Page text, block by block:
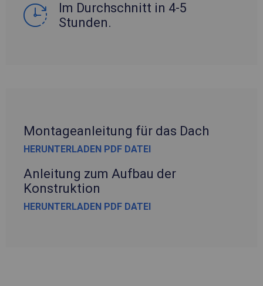
Im Durchschnitt in 4-5
Stunden.
Montageanleitung für das Dach
HERUNTERLADEN PDF DATEI
Anleitung zum Aufbau der
Konstruktion
HERUNTERLADEN PDF DATEI